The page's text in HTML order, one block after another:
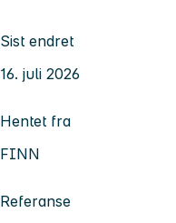
Sist endret
16. juli 2026
Hentet fra
FINN
Referanse